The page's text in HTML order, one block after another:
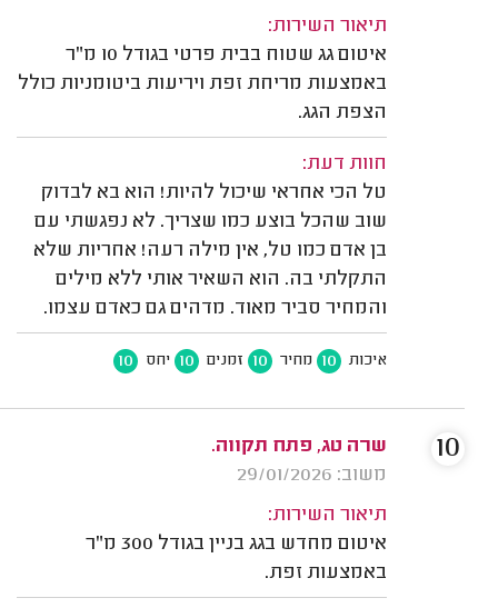
תיאור השירות:
איטום גג שטוח בבית פרטי בגודל 10 מ"ר
באמצעות מריחת זפת ויריעות ביטומניות כולל
הצפת הגג.
חוות דעת:
טל הכי אחראי שיכול להיות! הוא בא לבדוק
שוב שהכל בוצע כמו שצריך. לא נפגשתי עם
בן אדם כמו טל, אין מילה רעה! אחריות שלא
התקלתי בה. הוא השאיר אותי ללא מילים
והמחיר סביר מאוד. מדהים גם כאדם עצמו.
איכות 10 מחיר 10 זמנים 10 יחס 10
שרה טג, פתח תקווה.
משוב: 29/01/2026
תיאור השירות:
איטום מחדש בגג בניין בגודל 300 מ"ר
באמצעות זפת.
10